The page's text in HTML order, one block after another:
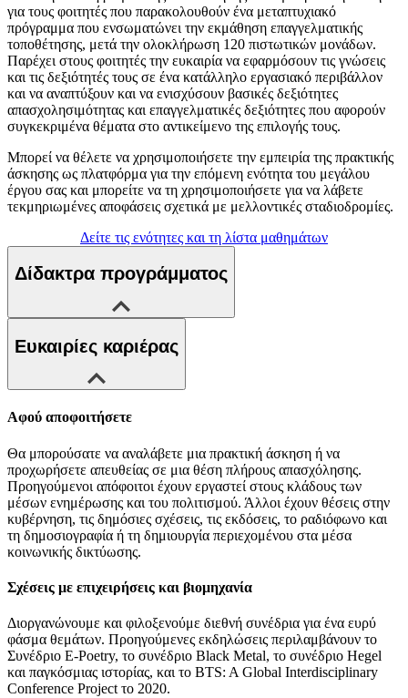
για τους φοιτητές που παρακολουθούν ένα μεταπτυχιακό
πρόγραμμα που ενσωματώνει την εκμάθηση επαγγελματικής
τοποθέτησης, μετά την ολοκλήρωση 120 πιστωτικών μονάδων.
Παρέχει στους φοιτητές την ευκαιρία να εφαρμόσουν τις γνώσεις
και τις δεξιότητές τους σε ένα κατάλληλο εργασιακό περιβάλλον
και να αναπτύξουν και να ενισχύσουν βασικές δεξιότητες
απασχολησιμότητας και επαγγελματικές δεξιότητες που αφορούν
συγκεκριμένα θέματα στο αντικείμενο της επιλογής τους.
Μπορεί να θέλετε να χρησιμοποιήσετε την εμπειρία της πρακτικής
άσκησης ως πλατφόρμα για την επόμενη ενότητα του μεγάλου
έργου σας και μπορείτε να τη χρησιμοποιήσετε για να λάβετε
τεκμηριωμένες αποφάσεις σχετικά με μελλοντικές σταδιοδρομίες.
Δείτε τις ενότητες και τη λίστα μαθημάτων
Δίδακτρα προγράμματος
Ευκαιρίες καριέρας
Αφού αποφοιτήσετε
Θα μπορούσατε να αναλάβετε μια πρακτική άσκηση ή να
προχωρήσετε απευθείας σε μια θέση πλήρους απασχόλησης.
Προηγούμενοι απόφοιτοι έχουν εργαστεί στους κλάδους των
μέσων ενημέρωσης και του πολιτισμού. Άλλοι έχουν θέσεις στην
κυβέρνηση, τις δημόσιες σχέσεις, τις εκδόσεις, το ραδιόφωνο και
τη δημοσιογραφία ή τη δημιουργία περιεχομένου στα μέσα
κοινωνικής δικτύωσης.
Σχέσεις με επιχειρήσεις και βιομηχανία
Διοργανώνουμε και φιλοξενούμε διεθνή συνέδρια για ένα ευρύ
φάσμα θεμάτων. Προηγούμενες εκδηλώσεις περιλαμβάνουν το
Συνέδριο E-Poetry, το συνέδριο Black Metal, το συνέδριο Hegel
και παγκόσμιας ιστορίας, και το BTS: A Global Interdisciplinary
Conference Project το 2020.